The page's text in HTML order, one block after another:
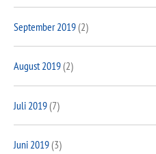
September 2019(2)
August 2019(2)
Juli 2019(7)
Juni 2019(3)